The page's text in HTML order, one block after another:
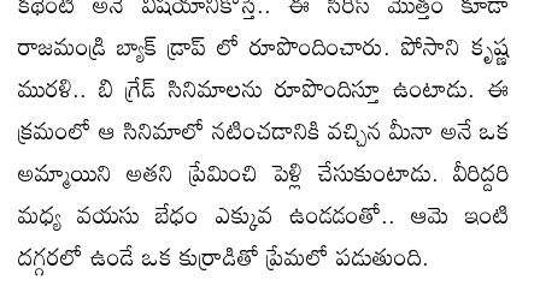
రాజమండ్రి బ్యాక్ డ్రాప్ లో రూపొందించారు. పోసాని కృష్ణ
మురళి.. బి గ్రేడ్ సినిమాలను రూపొందిస్తూ ఉంటాడు. ఈ
క్రమంలో ఆ సినిమాలో నటించడానికి వచ్చిన మీనా అనే ఒక
అమ్మాయిని అతని ప్రేమించి పెళ్లి చేసుకుంటాడు. వీరిద్దరి
మధ్య వయసు బేధం ఎక్కువ ఉండడంతో.. ఆమె ఇంటి
దగ్గరలో ఉండే ఒక కుర్రాడితో ప్రేమలో పడుతుంది.